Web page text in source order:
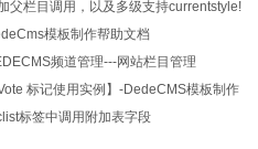
父栏目调用，以及多级支持currentstyle!
模板制作帮助文档
频道管理---网站栏目管理
Vote 标记使用实例】-DedeCMS模板制作
实例教程(7)
标签中调用附加表字段